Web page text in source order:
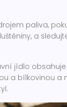
paliva,
a
jídlo
a bílkovinou a